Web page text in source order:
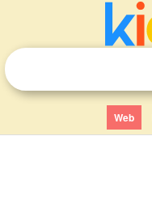
Web